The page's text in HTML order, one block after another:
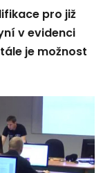
pro již
v evidenci
je možnost